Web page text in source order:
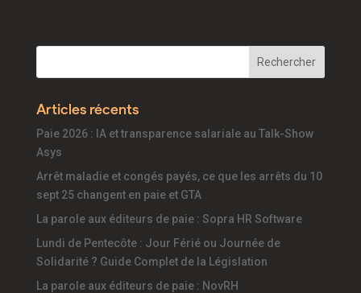
Articles récents
Paie 2026 : IA et transparence salariale au Talk-Show
Asys
Arrêt maladie et congés payés, ce que les arrêts du 10
sept 25 changent en paie et GTA
La parole aux éditeurs de paie : Sopra HR Software
Lundi de Pentecôte : Jour Férié ou Journée de
Solidarité ? Guide Complet de la Législation
La parole aux éditeurs de paie : NovRH